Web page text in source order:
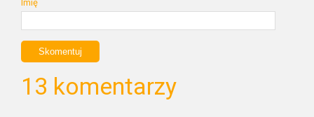
Imię
13 komentarzy